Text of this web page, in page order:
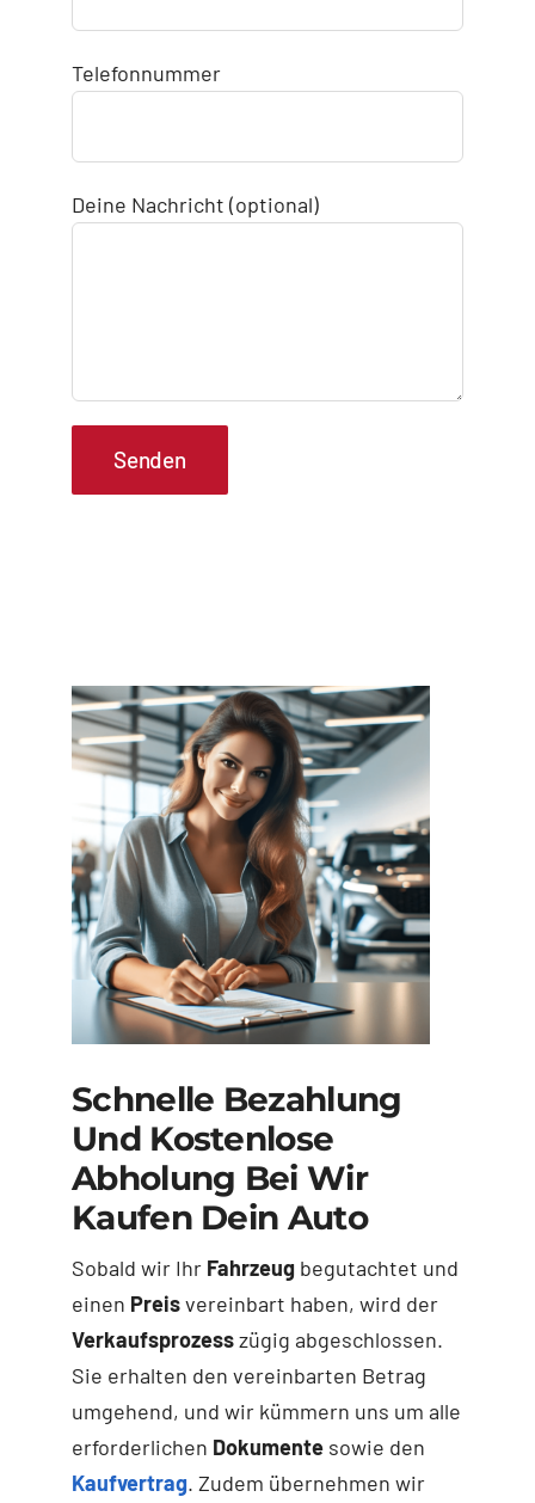
Telefonnummer
Deine Nachricht (optional)
Schnelle Bezahlung
Und Kostenlose
Abholung Bei Wir
Kaufen Dein Auto
Sobald wir Ihr Fahrzeugbegutachtet und
einen Preisvereinbart haben, wird der
Verkaufsprozesszügig abgeschlossen.
Sie erhalten den vereinbarten Betrag
umgehend, und wir kümmern uns um alle
erforderlichen Dokumentesowie den
Kaufvertrag. Zudem übernehmen wir